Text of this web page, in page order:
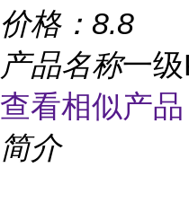
价格： 8.8
产品名称一
查看相似产
简介